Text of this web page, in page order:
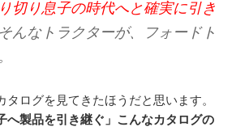
切り息子の時代へと確実に引き
んなトラクターが、フォードト
タログを見てきたほうだと思います。
へ製品を引き継ぐ」こんなカタログの